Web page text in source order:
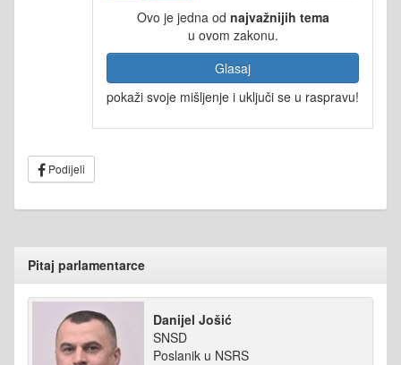
Ovo je jedna od najvažnijih tema
u ovom zakonu.
Glasaj
pokaži svoje mišljenje i uključi se u raspravu!
Podijeli
Pitaj parlamentarce
Danijel Jošić
SNSD
Poslanik u NSRS